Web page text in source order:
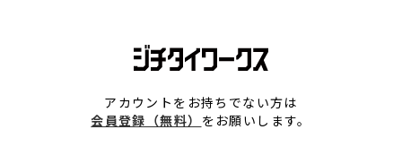
アカウントをお持ちでない方は
会員登録（無料） をお願いします。